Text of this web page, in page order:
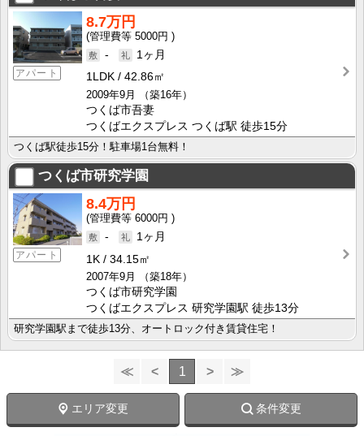
アパート
8.7万円
5000円
-
1ヶ月
1LDK
42.86㎡
2009年9月
（築16年）
つくば市吾妻
つくばエクスプレス つくば駅 徒歩15分
つくば駅徒歩15分！駐車場1台無料！
つくば市研究学園
アパート
8.4万円
6000円
-
1ヶ月
1K
34.15㎡
2007年9月
（築18年）
つくば市研究学園
つくばエクスプレス 研究学園駅 徒歩13分
研究学園駅まで徒歩13分、オートロック付き賃貸住宅！
≪ < 1 > ≫
エリア変更 条件変更